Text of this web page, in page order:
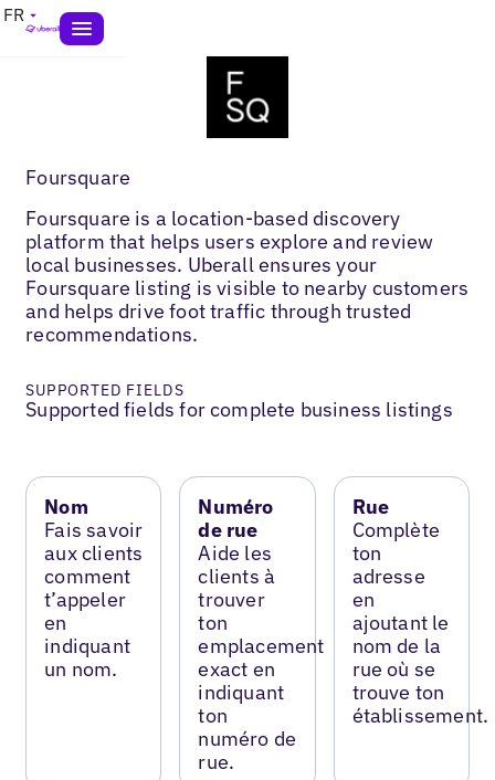
FR
Foursquare
Foursquare is a location-based discovery
platform that helps users explore and review
local businesses. Uberall ensures your
Foursquare listing is visible to nearby customers
and helps drive foot traffic through trusted
recommendations.
SUPPORTED FIELDS
Supported fields for complete business listings
Nom
Fais savoir
aux clients
comment
t’appeler
en
indiquant
un nom.
Numéro
de rue
Aide les
clients à
trouver
ton
emplacement
exact en
indiquant
ton
numéro de
rue.
Rue
Complète
ton
adresse
en
ajoutant le
nom de la
rue où se
trouve ton
établissement.